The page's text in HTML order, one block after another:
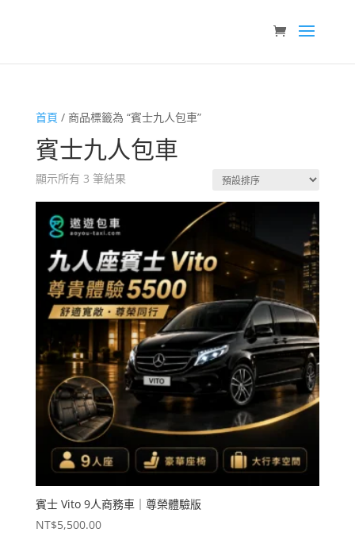
首頁 / 商品標籤為 “賓士九人包車”
賓士九人包車
顯示所有 3 筆結果
賓士 Vito 9人商務車｜尊榮體驗版
NT$5,500.00